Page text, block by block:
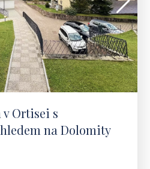
Ortisei s
na Dolomity